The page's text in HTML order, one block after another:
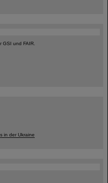
GSI und FAIR.
in der Ukraine